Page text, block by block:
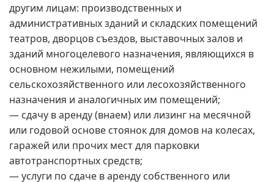
другим лицам: производственных и
административных зданий и складских помещений
театров, дворцов съездов, выставочных залов и
зданий многоцелевого назначения, являющихся в
основном нежилыми, помещений
сельскохозяйственного или лесохозяйственного
назначения и аналогичных им помещений;
— сдачу в аренду (внаем) или лизинг на месячной
или годовой основе стоянок для домов на колесах,
гаражей или прочих мест для парковки
автотранспортных средств;
— услуги по сдаче в аренду собственного или